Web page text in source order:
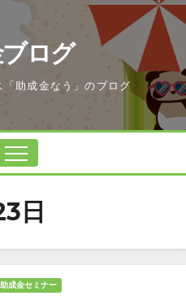
ログ
助成金なう」のブログ
日
助成金セミナー